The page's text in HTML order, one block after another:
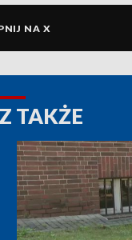
NA X
TAKŻE